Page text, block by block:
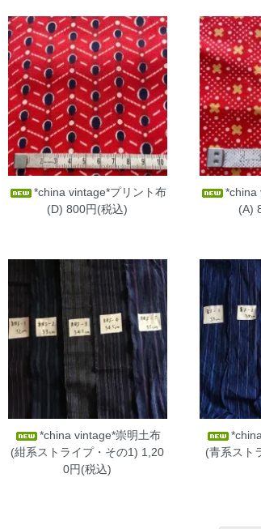
*china vintage*プリント布
(D) 800円(税込)
*china
(A)
*china vintage*崇明土布
(紺系ストライプ・その1) 1,20
0円(税込)
(青系スト